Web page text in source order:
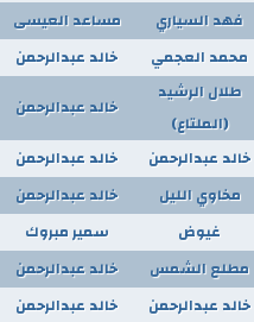
فهد السياري مساعد العيسى
محمد العجمي خالد عبدالرحمن
طلال الرشيد
(الملتاع)
خالد عبدالرحمن
خالد عبدالرحمن خالد عبدالرحمن
مخاوي الليل خالد عبدالرحمن
غيوض سمير مبروك
مطلع الشمس خالد عبدالرحمن
خالد عبدالرحمن خالد عبدالرحمن